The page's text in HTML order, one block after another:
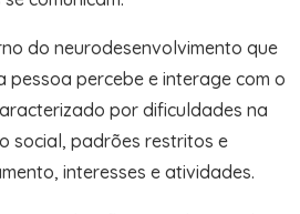
do neurodesenvolvimento que
pessoa percebe e interage com o
por dificuldades na
social, padrões restritos e
interesses e atividades.